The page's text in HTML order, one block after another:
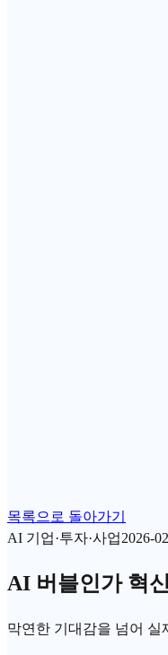
목록으로 돌아가기
AI 기업·투자·사업2026-
AI 버블인가 혁
막연한 기대감을 넘어 실